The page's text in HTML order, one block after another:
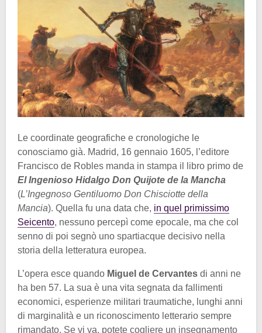
Le coordinate geografiche e cronologiche le
conosciamo già. Madrid, 16 gennaio 1605, l’editore
Francisco de Robles manda in stampa il libro primo de
El Ingenioso Hidalgo Don Quijote de la Mancha
(L’Ingegnoso Gentiluomo Don Chisciotte della
Mancia). Quella fu una data che, in quel primissimo
Seicento, nessuno percepì come epocale, ma che col
senno di poi segnò uno spartiacque decisivo nella
storia della letteratura europea.
L’opera esce quando Miguel de Cervantes di anni ne
ha ben 57. La sua è una vita segnata da fallimenti
economici, esperienze militari traumatiche, lunghi anni
di marginalità e un riconoscimento letterario sempre
rimandato. Se vi va, potete cogliere un insegnamento